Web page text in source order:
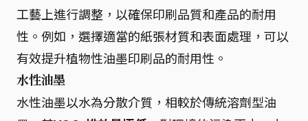
工藝上進行調整，以確保印刷品質和產品的耐用
性。例如，選擇適當的紙張材質和表面處理，可以
有效提升植物性油墨印刷品的耐用性。
水性油墨
水性油墨以水為分散介質，相較於傳統溶劑型油